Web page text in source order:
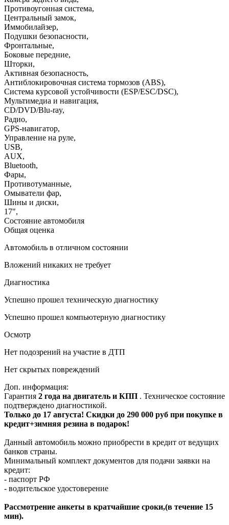
Противоугонная система,
Центральный замок,
Иммобилайзер,
Подушки безопасности,
Фронтальные,
Боковые передние,
Шторки,
Активная безопасность,
Антиблокировочная система тормозов (ABS),
Система курсовой устойчивости (ESP/ESC/DSC),
Мультимедиа и навигация,
CD/DVD/Blu-ray,
Радио,
GPS-навигатор,
Управление на руле,
USB,
AUX,
Bluetooth,
Фары,
Противотуманные,
Омыватели фар,
Шины и диски,
17",
Состояние автомобиля
Общая оценка
Автомобиль в отличном состоянии
Вложений никаких не требует
Диагностика
Успешно прошел техническую диагностику
Успешно прошел компьютерную диагностику
Осмотр
Нет подозрений на участие в ДТП
Нет скрытых повреждений
Доп. информация:
Гарантия 2 года на двигатель и КПП . Техническое состояние
подтверждено диагностикой.
Только до 17 августа! Скидки до 290 000 руб при покупке в
кредит+зимняя резина в подарок!
Данный автомобиль можно приобрести в кредит от ведущих
банков страны.
Минимальный комплект документов для подачи заявки на
кредит:
- паспорт РФ
- водительское удостоверение
Рассмотрение анкеты в кратчайшие сроки,(в течение 15
мин).